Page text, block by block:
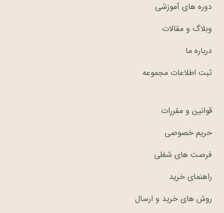
دوره های آموزشی
وبلاگ و مقالات
درباره ما
ثبت اطلاعات مجموعه
قوانین و مقررات
حریم خصوصی
فرصت های شغلی
راهنمای خرید
روش های خرید و ارسال